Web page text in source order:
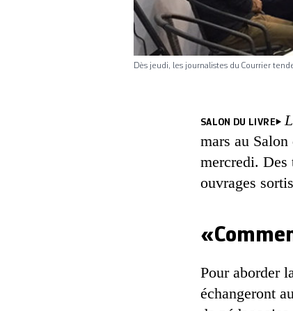
Dès jeudi, les journalistes du Courrier
SALON DU LIVRE
mars au
mercredi. Des
ouvrages
Pour aborder
échangeront